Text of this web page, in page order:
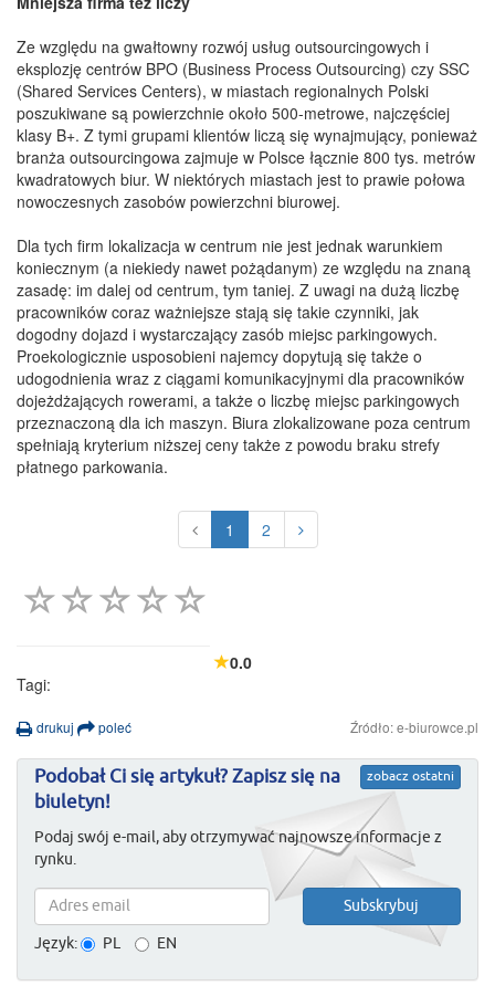
Ze względu na gwałtowny rozwój usług outsourcingowych i
eksplozję centrów BPO (Business Process Outsourcing) czy SSC
(Shared Services Centers), w miastach regionalnych Polski
poszukiwane są powierzchnie około 500-metrowe, najczęściej
klasy B+. Z tymi grupami klientów liczą się wynajmujący, ponieważ
branża outsourcingowa zajmuje w Polsce łącznie 800 tys. metrów
kwadratowych biur. W niektórych miastach jest to prawie połowa
nowoczesnych zasobów powierzchni biurowej.
Dla tych firm lokalizacja w centrum nie jest jednak warunkiem
koniecznym (a niekiedy nawet pożądanym) ze względu na znaną
zasadę: im dalej od centrum, tym taniej. Z uwagi na dużą liczbę
pracowników coraz ważniejsze stają się takie czynniki, jak
dogodny dojazd i wystarczający zasób miejsc parkingowych.
Proekologicznie usposobieni najemcy dopytują się także o
udogodnienia wraz z ciągami komunikacyjnymi dla pracowników
dojeżdżających rowerami, a także o liczbę miejsc parkingowych
przeznaczoną dla ich maszyn. Biura zlokalizowane poza centrum
spełniają kryterium niższej ceny także z powodu braku strefy
płatnego parkowania.
1 2
0.0
Tagi:
drukuj poleć Źródło: e-biurowce.pl
zobacz ostatni
Podobał Ci się artykuł? Zapisz się na
biuletyn!
Podaj swój e-mail, aby otrzymywać najnowsze informacje z
rynku.
Język: PL EN